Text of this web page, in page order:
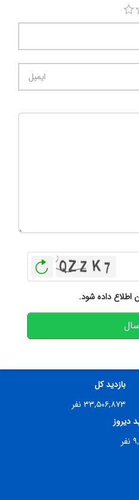
اطلاع داده شود.
بازدید کل
۳۳,۵۰۶,۸۷۳ نفر
دیروز